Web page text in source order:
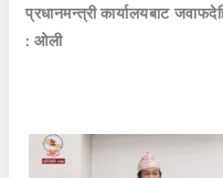
प्रधानमन्त्री कार्यालयबाट
: ओली